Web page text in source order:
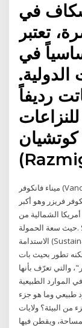
في
تعتبر
في
الدولية.
رديفاً
ميناء فانكوفر (Vancouver): يقع في مدينة فانكوفر جنوب غرب ولاية
فريزر وهو أكبر
الشمالية من
حيث سعة الحمولة. See full list on marefa.org ما تعريف الاستدامة؟
الاستدامة (Sustainability): مفهوم بيئي في الأساس، ويعني الحفاظ على
لكنه تطور بحيث بات
والتي تعرّف بأنها
الطبيعية
طبيعي وما هو جزء
من البيئة؟ ولايات
ويقطن فيها